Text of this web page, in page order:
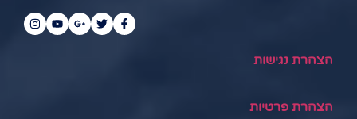
הצהרת נגישות
הצהרת פרטיות